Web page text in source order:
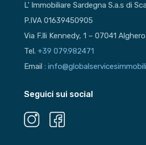
L’ Immobiliare Sardegna S.a.s di
P.IVA 01639450905
Via F.lli Kennedy, 1 – 07041
Tel.+39 079.982471
Email :
Seguici sui social